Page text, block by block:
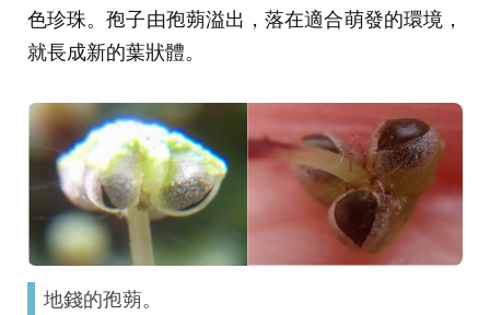
色珍珠。孢子由孢蒴溢出，落在適合萌發的環境，
就長成新的葉狀體。
地錢的孢蒴。